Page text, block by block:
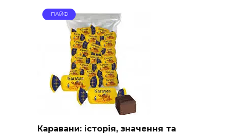
ЛАЙФ
Каравани: історія, значення та